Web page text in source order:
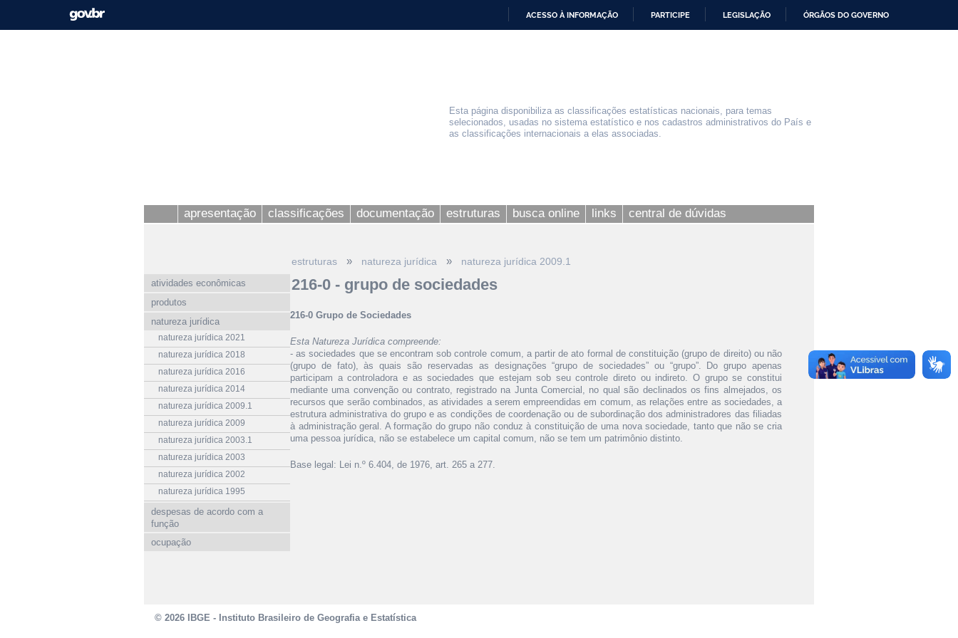
ACESSO À INFORMAÇÃO PARTICIPE LEGISLAÇÃO ÓRGÃOS DO GOVERNO
Esta página disponibiliza as classificações estatísticas nacionais, para temas
selecionados, usadas no sistema estatístico e nos cadastros administrativos do País e
as classificações internacionais a elas associadas.
apresentação classificações documentação estruturas busca online links central de dúvidas
atividades econômicas
produtos
natureza jurídica
natureza jurídica 2021
natureza jurídica 2018
natureza jurídica 2016
natureza jurídica 2014
natureza jurídica 2009.1
natureza jurídica 2009
natureza jurídica 2003.1
natureza jurídica 2003
natureza jurídica 2002
natureza jurídica 1995
despesas de acordo com a
função
ocupação
estruturas » natureza jurídica » natureza jurídica 2009.1
216-0 - grupo de sociedades
216-0 Grupo de Sociedades
Esta Natureza Jurídica compreende:
- as sociedades que se encontram sob controle comum, a partir de ato formal de constituição (grupo de direito) ou não
(grupo de fato), às quais são reservadas as designações “grupo de sociedades” ou “grupo”. Do grupo apenas
participam a controladora e as sociedades que estejam sob seu controle direto ou indireto. O grupo se constitui
mediante uma convenção ou contrato, registrado na Junta Comercial, no qual são declinados os fins almejados, os
recursos que serão combinados, as atividades a serem empreendidas em comum, as relações entre as sociedades, a
estrutura administrativa do grupo e as condições de coordenação ou de subordinação dos administradores das filiadas
à administração geral. A formação do grupo não conduz à constituição de uma nova sociedade, tanto que não se cria
uma pessoa jurídica, não se estabelece um capital comum, não se tem um patrimônio distinto.
Base legal: Lei n.º 6.404, de 1976, art. 265 a 277.
© 2026 IBGE - Instituto Brasileiro de Geografia e Estatística